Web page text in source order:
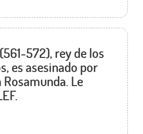
572), rey de los
es asesinado por
Rosamunda. Le